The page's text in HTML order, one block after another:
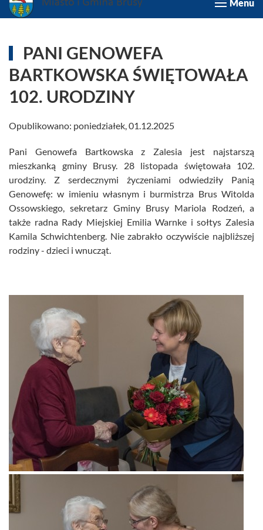
Menu
PANI GENOWEFA
BARTKOWSKA ŚWIĘTOWAŁA
102. URODZINY
Opublikowano: poniedziałek, 01.12.2025
Pani Genowefa Bartkowska z Zalesia jest najstarszą
mieszkanką gminy Brusy. 28 listopada świętowała 102.
urodziny. Z serdecznymi życzeniami odwiedziły Panią
Genowefę: w imieniu własnym i burmistrza Brus Witolda
Ossowskiego, sekretarz Gminy Brusy Mariola Rodzeń, a
także radna Rady Miejskiej Emilia Warnke i sołtys Zalesia
Kamila Schwichtenberg. Nie zabrakło oczywiście najbliższej
rodziny - dzieci i wnucząt.